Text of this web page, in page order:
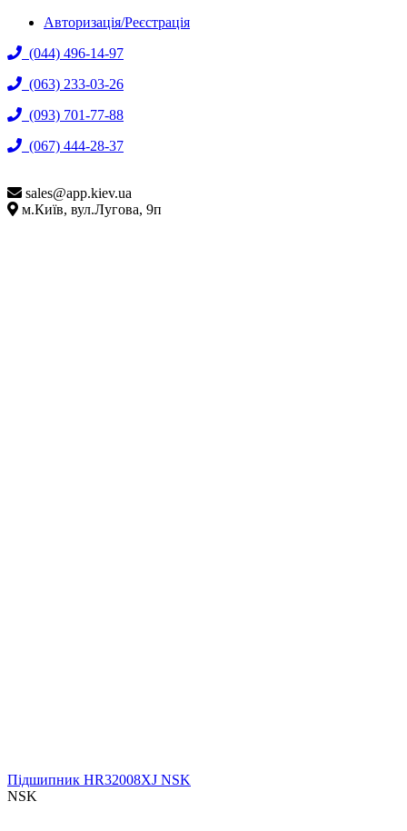
Авторизація/Реєстрація
(044) 496-14-97
(063) 233-03-26
(093) 701-77-88
(067) 444-28-37
sales@app.kiev.ua
м.Київ, вул.Лугова, 9п
Підшипник HR32008XJ NSK
NSK